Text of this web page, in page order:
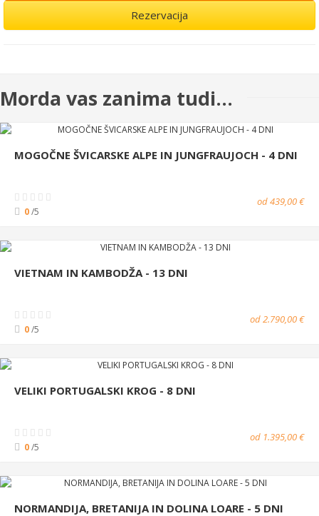
Rezervacija
Morda vas zanima tudi...
MOGOČNE ŠVICARSKE ALPE IN JUNGFRAUJOCH - 4 DNI
0/5
od 439,00 €
VIETNAM IN KAMBODŽA - 13 DNI
0/5
od 2.790,00 €
VELIKI PORTUGALSKI KROG - 8 DNI
0/5
od 1.395,00 €
NORMANDIJA, BRETANIJA IN DOLINA LOARE - 5 DNI